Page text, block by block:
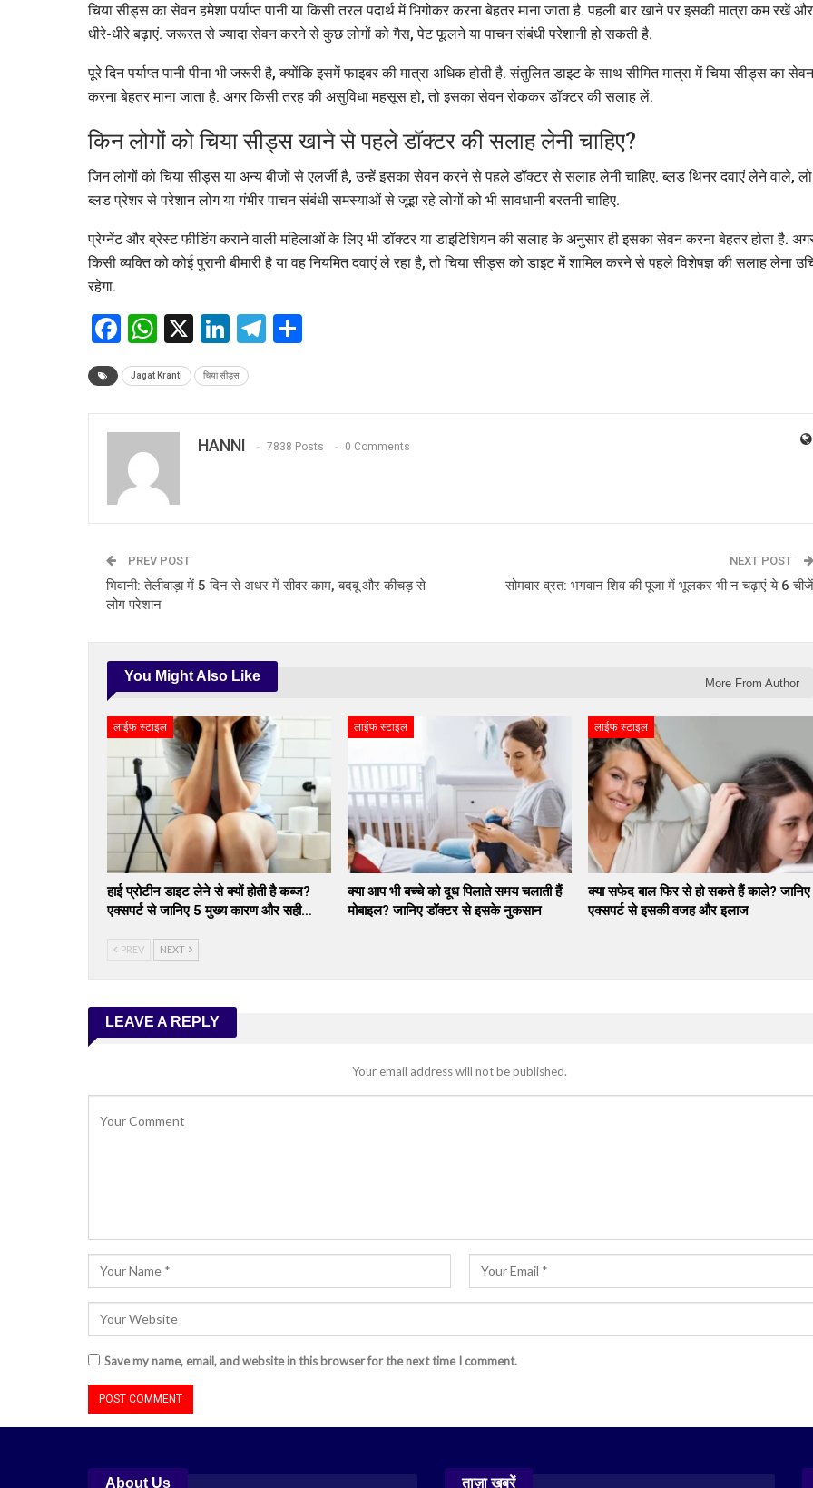
चिया सीड्स का सेवन हमेशा पर्याप्त पानी या किसी तरल पदार्थ में भिगोकर करना बेहतर माना जाता है. पहली बार खाने पर इसकी मात्रा कम रखें और
धीरे-धीरे बढ़ाएं. जरूरत से ज्यादा सेवन करने से कुछ लोगों को गैस, पेट फूलने या पाचन संबंधी परेशानी हो सकती है.
पूरे दिन पर्याप्त पानी पीना भी जरूरी है, क्योंकि इसमें फाइबर की मात्रा अधिक होती है. संतुलित डाइट के साथ सीमित मात्रा में चिया सीड्स का सेवन
करना बेहतर माना जाता है. अगर किसी तरह की असुविधा महसूस हो, तो इसका सेवन रोककर डॉक्टर की सलाह लें.
किन लोगों को चिया सीड्स खाने से पहले डॉक्टर की सलाह लेनी चाहिए?
जिन लोगों को चिया सीड्स या अन्य बीजों से एलर्जी है, उन्हें इसका सेवन करने से पहले डॉक्टर से सलाह लेनी चाहिए. ब्लड थिनर दवाएं लेने वाले, लो
ब्लड प्रेशर से परेशान लोग या गंभीर पाचन संबंधी समस्याओं से जूझ रहे लोगों को भी सावधानी बरतनी चाहिए.
प्रेग्नेंट और ब्रेस्ट फीडिंग कराने वाली महिलाओं के लिए भी डॉक्टर या डाइटिशियन की सलाह के अनुसार ही इसका सेवन करना बेहतर होता है.
किसी व्यक्ति को कोई पुरानी बीमारी है या वह नियमित दवाएं ले रहा है, तो चिया सीड्स को डाइट में शामिल करने से पहले विशेषज्ञ की सलाह लेना
रहेगा.
Facebook
WhatsApp
X LinkedIn
Telegram
Jagat Kranti चिया सीड्स
HANNI 7838 Posts 0 Comments
PREV POST
भिवानी: तेलीवाड़ा में 5 दिन से अधर में सीवर काम, बदबू और कीचड़ से
लोग परेशान
NEXT POST
सोमवार व्रत: भगवान शिव की पूजा में भूलकर भी न चढ़ाएं ये 6 चीजें
You Might Also Like More From Author
लाईफ स्टाइल
हाई प्रोटीन डाइट लेने से क्यों होती है कब्ज?
एक्सपर्ट से जानिए 5 मुख्य कारण और सही…
लाईफ स्टाइल
क्या आप भी बच्चे को दूध पिलाते समय चलाती हैं
मोबाइल? जानिए डॉक्टर से इसके नुकसान
लाईफ स्टाइल
क्या सफेद बाल फिर से हो सकते हैं काले? जानिए
एक्सपर्ट से इसकी वजह और इलाज
PREV NEXT
LEAVE A REPLY
Your email address will not be published.
Save my name, email, and website in this browser for the next time I comment.
About Us ताज़ा खबरें